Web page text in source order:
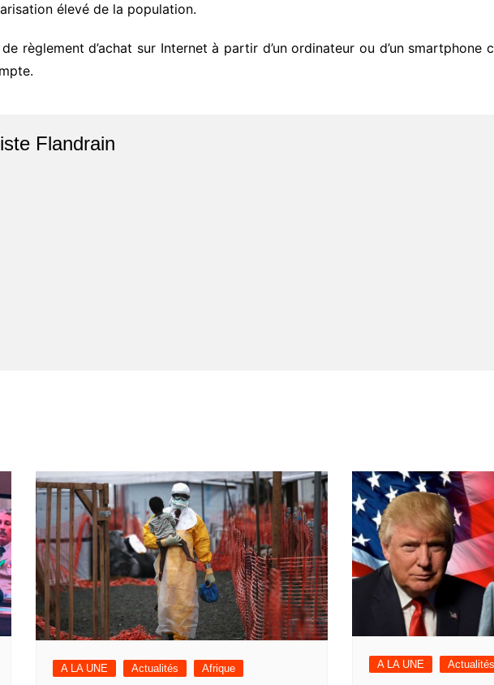
élevé de la population.
règlement d’achat sur Internet à partir d’un ordinateur ou d’un smartphone
Flandrain
A LA UNE Actualités Afrique A LA UNE Actualités